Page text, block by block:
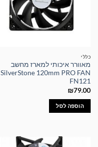
כללי
מאוורר איכותי למארז מחשב
SilverStone 120mm PRO FAN
FN121
₪79.00
הוספה לסל